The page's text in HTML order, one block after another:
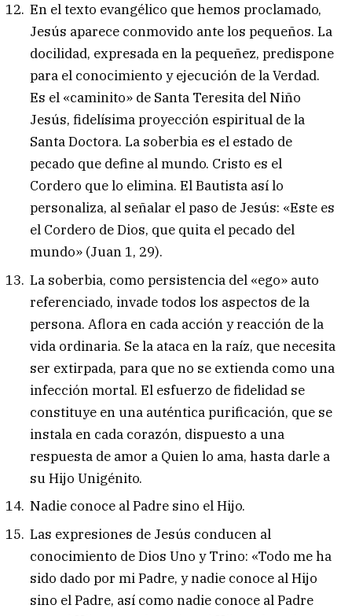
En el texto evangélico que hemos proclamado,
Jesús aparece conmovido ante los pequeños. La
docilidad, expresada en la pequeñez, predispone
para el conocimiento y ejecución de la Verdad.
Es el «caminito» de Santa Teresita del Niño
Jesús, fidelísima proyección espiritual de la
Santa Doctora. La soberbia es el estado de
pecado que define al mundo. Cristo es el
Cordero que lo elimina. El Bautista así lo
personaliza, al señalar el paso de Jesús: «Este es
el Cordero de Dios, que quita el pecado del
mundo» (Juan 1, 29).
La soberbia, como persistencia del «ego» auto
referenciado, invade todos los aspectos de la
persona. Aflora en cada acción y reacción de la
vida ordinaria. Se la ataca en la raíz, que necesita
ser extirpada, para que no se extienda como una
infección mortal. El esfuerzo de fidelidad se
constituye en una auténtica purificación, que se
instala en cada corazón, dispuesto a una
respuesta de amor a Quien lo ama, hasta darle a
su Hijo Unigénito.
Nadie conoce al Padre sino el Hijo.
Las expresiones de Jesús conducen al
conocimiento de Dios Uno y Trino: «Todo me ha
sido dado por mi Padre, y nadie conoce al Hijo
sino el Padre, así como nadie conoce al Padre